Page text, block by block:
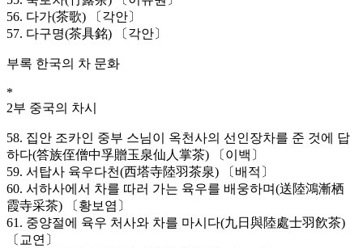
56. 다가(茶歌) 〔각안〕
57. 다구명(茶具銘) 〔각안〕
부록 한국의 차 문화
*
2부 중국의 차시
58. 집안 조카인 중부 스님이 옥천사의 선인장차를 준 것에 답
하다(答族侄僧中孚贈玉泉仙人掌茶) 〔이백〕
59. 서탑사 육우다천(西塔寺陸羽茶泉) 〔배적〕
60. 서하사에서 차를 따러 가는 육우를 배웅하며(送陸鴻漸栖
霞寺采茶) 〔황보염〕
61. 중양절에 육우 처사와 차를 마시다(九日與陸處士羽飮茶)
〔교연〕